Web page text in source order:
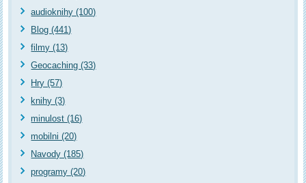
audioknihy (100)
Blog (441)
filmy (13)
Geocaching (33)
Hry (57)
knihy (3)
minulost (16)
mobilni (20)
Navody (185)
programy (20)